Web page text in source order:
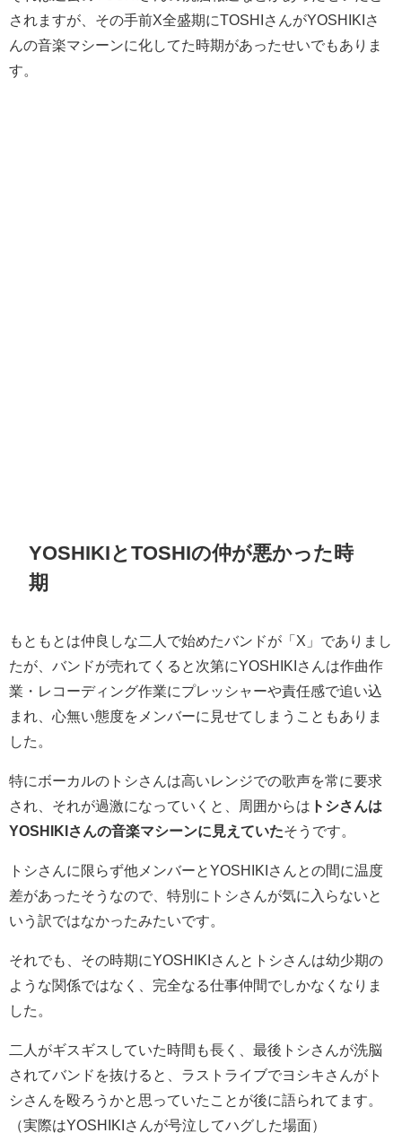
されますが、その手前X全盛期にTOSHIさんがYOSHIKIさ
んの音楽マシーンに化してた時期があったせいでもありま
す。
YOSHIKIとTOSHIの仲が悪かった時
期
もともとは仲良しな二人で始めたバンドが「X」でありまし
たが、バンドが売れてくると次第にYOSHIKIさんは作曲作
業・レコーディング作業にプレッシャーや責任感で追い込
まれ、心無い態度をメンバーに見せてしまうこともありま
した。
特にボーカルのトシさんは高いレンジでの歌声を常に要求
され、それが過激になっていくと、周囲からは トシさんは
YOSHIKIさんの音楽マシーンに見えていたそうです。
トシさんに限らず他メンバーとYOSHIKIさんとの間に温度
差があったそうなので、特別にトシさんが気に入らないと
いう訳ではなかったみたいです。
それでも、その時期にYOSHIKIさんとトシさんは幼少期の
ような関係ではなく、完全なる仕事仲間でしかなくなりま
した。
二人がギスギスしていた時間も長く、最後トシさんが洗脳
されてバンドを抜けると、ラストライブでヨシキさんがト
シさんを殴ろうかと思っていたことが後に語られてます。
（実際はYOSHIKIさんが号泣してハグした場面）